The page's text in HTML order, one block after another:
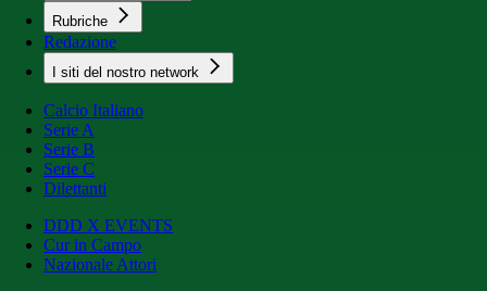
Rubriche
Redazione
I siti del nostro network
Calcio Italiano
Serie A
Serie B
Serie C
Dilettanti
DDD X EVENTS
Cur in Campo
Nazionale Attori